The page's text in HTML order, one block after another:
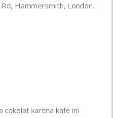
Hammersmith, London.
cokelat karena kafe ini